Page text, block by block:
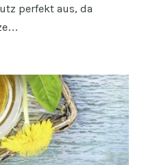
perfekt aus, da